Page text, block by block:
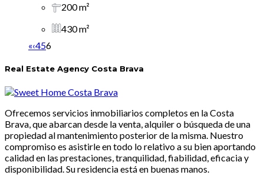
200 m²
430 m²
«‹456
Real Estate Agency Costa Brava
Ofrecemos servicios inmobiliarios completos en la Costa
Brava, que abarcan desde la venta, alquiler o búsqueda de una
propiedad al mantenimiento posterior de la misma. Nuestro
compromiso es asistirle en todo lo relativo a su bien aportando
calidad en las prestaciones, tranquilidad, fiabilidad, eficacia y
disponibilidad. Su residencia está en buenas manos.